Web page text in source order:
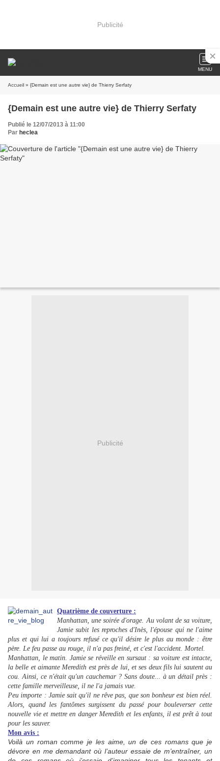
Publicité
MENU
Accueil » {Demain est une autre vie} de Thierry Serfaty
{Demain est une autre vie} de Thierry Serfaty
Publié le 12/07/2013 à 11:00
Par heclea
Publicité
Quatrième de couverture :
Manhattan, une soirée d'orage. Au volant de sa voiture,
Jamie subit les reproches d'Inès, l'épouse qui ne l'aime
plus et qui lui a toujours refusé ce qu'il désire le plus au monde : être
père. Le feu passe au rouge, il n'a pas freiné, et c'est l'accident. Mortel.
Manhattan, le matin. Jamie se réveille en sursaut : sa voiture est intacte,
la belle et aimante Meredith est près de lui, et ses deux fils lui sautent au
cou. Ainsi, ce n'était qu'un cauchemar ? Sans doute... à un détail près :
cette famille merveilleuse, il ne l'a jamais vue.
Peu importe : Jamie sait qu'il ne rêve pas, que son bonheur est bien réel.
Alors, quand les fantômes surgissent du passé pour bouleverser cette
nouvelle vie et mettre en danger Meredith et les enfants, il est prêt à tout
pour les sauver.
Mon avis :
Voilà un roman comme je les aime, un de ces romans que je
dévore en me demandant où l’auteur essaie de m’entraîner, un